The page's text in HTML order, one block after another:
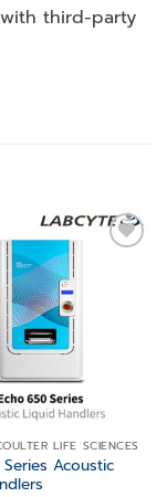
third-party
LIFE SCIENCES
Acoustic